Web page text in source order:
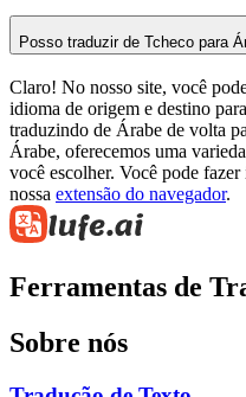
Posso traduzir de Tcheco para
Claro! No nosso site, você
idioma de origem e destino
traduzindo de Árabe de volta
Árabe, oferecemos uma
você escolher. Você pode fazer
nossa extensão do navegador.
Ferramentas de
Sobre nós